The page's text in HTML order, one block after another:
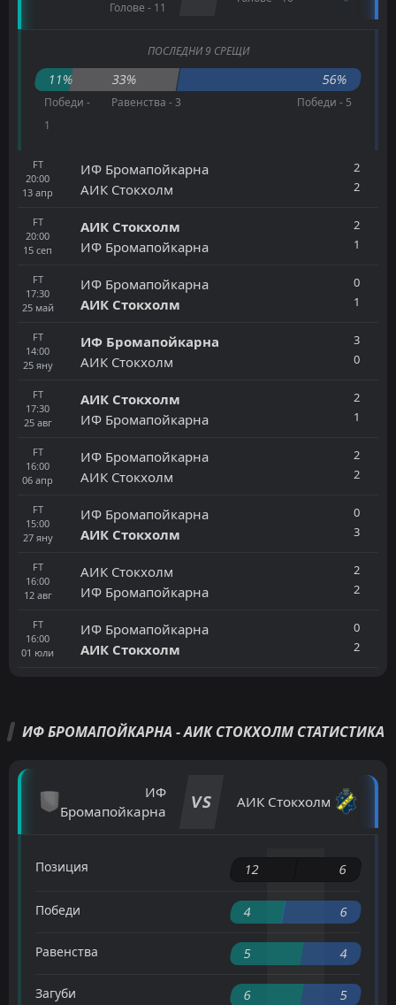
Голове - 11
ПОСЛЕДНИ 9 СРЕЩИ
11% 33% 56%
Победи -
1
Равенства - 3 Победи - 5
FT
20:00
13 апр
ИФ Бромапойкарна
АИК Стокхолм
2
2
FT
20:00
15 сеп
АИК Стокхолм
ИФ Бромапойкарна
2
1
FT
17:30
25 май
ИФ Бромапойкарна
АИК Стокхолм
0
1
FT
14:00
25 яну
ИФ Бромапойкарна
АИК Стокхолм
3
0
FT
17:30
25 авг
АИК Стокхолм
ИФ Бромапойкарна
2
1
FT
16:00
06 апр
ИФ Бромапойкарна
АИК Стокхолм
2
2
FT
15:00
27 яну
ИФ Бромапойкарна
АИК Стокхолм
0
3
FT
16:00
12 авг
АИК Стокхолм
ИФ Бромапойкарна
2
2
FT
16:00
01 юли
ИФ Бромапойкарна
АИК Стокхолм
0
2
ИФ БРОМАПОЙКАРНА - АИК СТОКХОЛМ СТАТИСТИКА
ИФ
Бромапойкарна
VS АИК Стокхолм
Позиция 12 6
Победи 4 6
Равенства 5 4
Загуби 6 5